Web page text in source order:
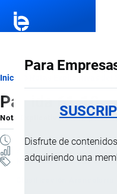
Para
Disfrute de
adquiriendo una
Ruta
de
navegación
Inicio
Partida 61.10
Nota Explicativapor
4 MINUTOS
Notas Explicativas